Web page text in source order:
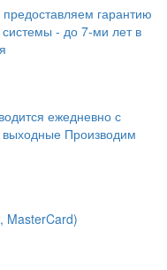
гарантию
- до 7-ми лет в
ежедневно с
Производим
MasterCard)